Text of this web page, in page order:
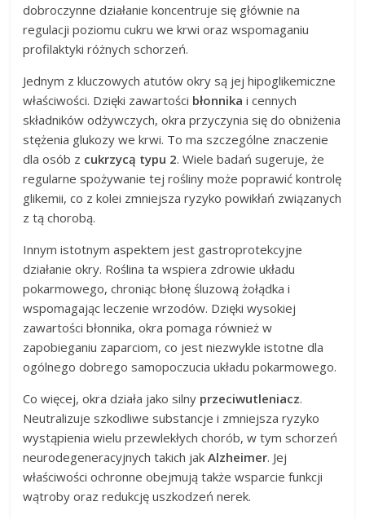
dobroczynne działanie koncentruje się głównie na
regulacji poziomu cukru we krwi oraz wspomaganiu
profilaktyki różnych schorzeń.
Jednym z kluczowych atutów okry są jej hipoglikemiczne
właściwości. Dzięki zawartości błonnika i cennych
składników odżywczych, okra przyczynia się do obniżenia
stężenia glukozy we krwi. To ma szczególne znaczenie
dla osób z cukrzycą typu 2. Wiele badań sugeruje, że
regularne spożywanie tej rośliny może poprawić kontrolę
glikemii, co z kolei zmniejsza ryzyko powikłań związanych
z tą chorobą.
Innym istotnym aspektem jest gastroprotekcyjne
działanie okry. Roślina ta wspiera zdrowie układu
pokarmowego, chroniąc błonę śluzową żołądka i
wspomagając leczenie wrzodów. Dzięki wysokiej
zawartości błonnika, okra pomaga również w
zapobieganiu zaparciom, co jest niezwykle istotne dla
ogólnego dobrego samopoczucia układu pokarmowego.
Co więcej, okra działa jako silny przeciwutleniacz.
Neutralizuje szkodliwe substancje i zmniejsza ryzyko
wystąpienia wielu przewlekłych chorób, w tym schorzeń
neurodegeneracyjnych takich jakAlzheimer. Jej
właściwości ochronne obejmują także wsparcie funkcji
wątroby oraz redukcję uszkodzeń nerek.